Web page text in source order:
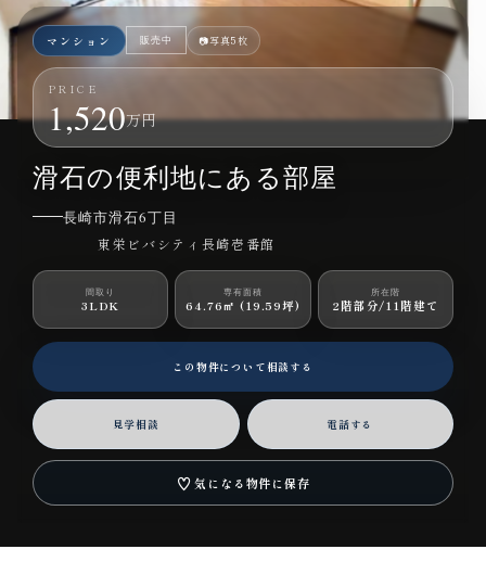
マンション 販売中 📷写真5枚
PRICE
1,520万円
長崎市滑石6丁目｜マンション｜3LDK｜1,520万円
滑石の便利地にある部屋
長崎市滑石6丁目
東栄ビバシティ長崎壱番館
間取り
3LDK
専有面積
64.76㎡ (19.59坪)
所在階
2階部分/11階建て
この物件について相談する
見学相談 電話する
♡気になる物件に保存